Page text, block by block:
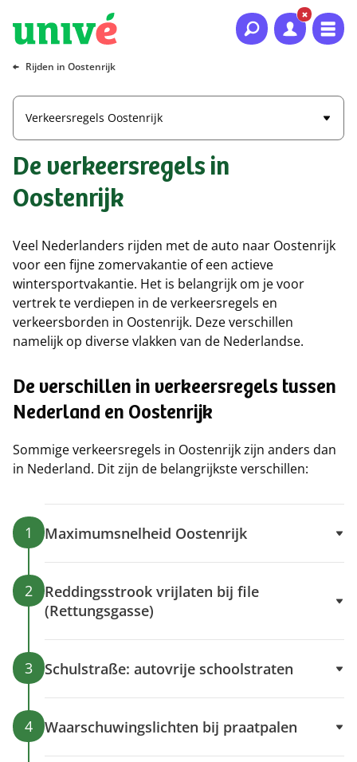
Naar hoofdinhoud
Naar hoofdnavigatie
Naar footer
Rijden in Oostenrijk
Verkeersregels Oostenrijk
De verkeersregels in
Oostenrijk
Veel Nederlanders rijden met de auto naar Oostenrijk
voor een fijne zomervakantie of een actieve
wintersportvakantie. Het is belangrijk om je voor
vertrek te verdiepen in de verkeersregels en
verkeersborden in Oostenrijk. Deze verschillen
namelijk op diverse vlakken van de Nederlandse.
De verschillen in verkeersregels tussen
Nederland en Oostenrijk
Sommige verkeersregels in Oostenrijk zijn anders dan
in Nederland. Dit zijn de belangrijkste verschillen:
1 Maximumsnelheid Oostenrijk
2
Reddingsstrook vrijlaten bij file
(Rettungsgasse)
3 Schulstraße: autovrije schoolstraten
4 Waarschuwingslichten bij praatpalen